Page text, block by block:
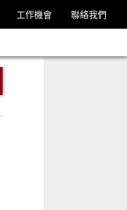
工作機會 聯絡我們